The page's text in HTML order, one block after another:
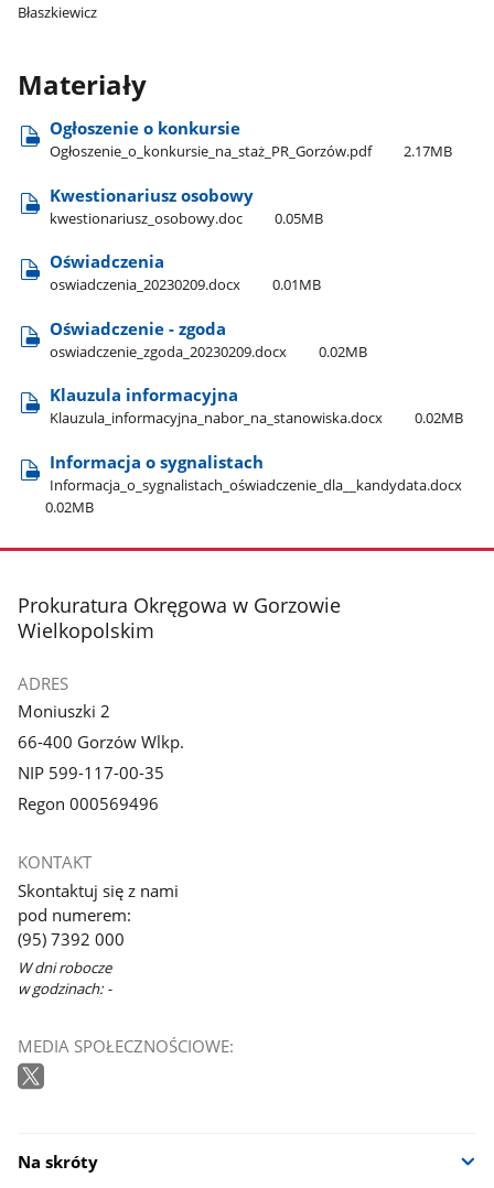
Błaszkiewicz
Materiały
Ogłoszenie o konkursie
Ogłoszenie​_o​_konkursie​_na​_staż​_PR​_Gorzów.pdf 2.17MB
Kwestionariusz osobowy
kwestionariusz​_osobowy.doc 0.05MB
Oświadczenia
oswiadczenia​_20230209.docx 0.01MB
Oświadczenie - zgoda
oswiadczenie​_zgoda​_20230209.docx 0.02MB
Klauzula informacyjna
Klauzula​_informacyjna​_nabor​_na​_stanowiska.docx 0.02MB
Informacja o sygnalistach
Informacja​_o​_sygnalistach​_oświadczenie​_dla​_​_kandydata.docx
0.02MB
stopka
Prokuratura Okręgowa w Gorzowie
Wielkopolskim
ADRES
Moniuszki 2
66-400 Gorzów Wlkp.
NIP 599-117-00-35
Regon 000569496
KONTAKT
Skontaktuj się z nami
pod numerem:
(95) 7392 000
W dni robocze
w godzinach: -
MEDIA SPOŁECZNOŚCIOWE:
Na skróty